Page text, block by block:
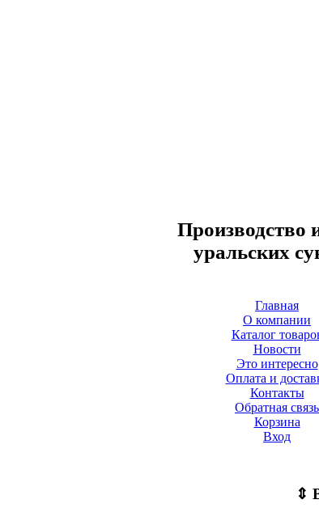
Производство
уральских
Главная
О компании
Каталог
Новости
Это интересно
Оплата и
Контакты
Обратная связь
Корзина
Вход
⇕